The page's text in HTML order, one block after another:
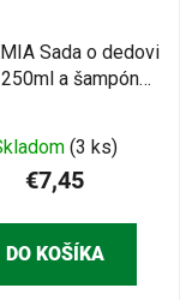
Sada o dedovi
a šampón
(3 ks)
€7,45
DO KOŠÍKA